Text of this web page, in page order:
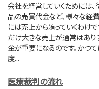
会社を経営していくためには
品の売買代金など、様々な経
には売上から賄っていくわけ
だけ大きな売上が通常はあり
金が重要になるのです。かつ
度...
医療裁判の流れ